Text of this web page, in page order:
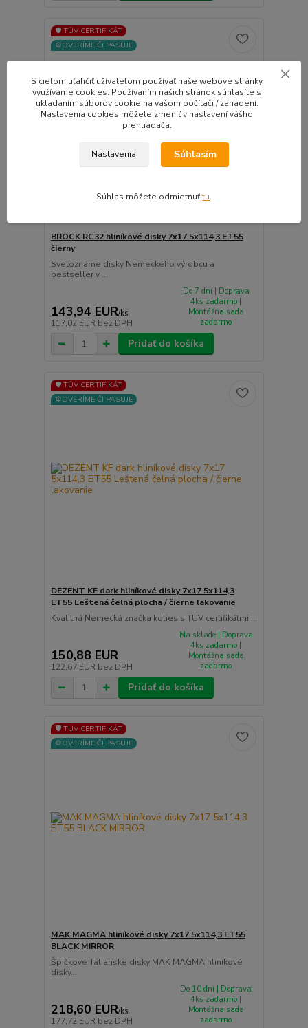
🛡️ TÜV CERTIFIKÁT
⚙️OVERÍME ČI PASUJE
BROCK RC32 hliníkové disky 7x17 5x114,3 ET55
čierny
Svetoznáme disky Nemeckého výrobcu a
bestseller v ...
143,94 EUR/ks
117,02 EUR bez DPH
Do 7 dní | Doprava
4ks zadarmo |
Montážna sada
zadarmo
Pridať do košíka
🛡️ TÜV CERTIFIKÁT
⚙️OVERÍME ČI PASUJE
DEZENT KF dark hliníkové disky 7x17 5x114,3
ET55 Leštená čelná plocha / čierne lakovanie
Kvalitná Nemecká značka kolies s TUV certifikátmi ...
150,88 EUR
122,67 EUR bez DPH
Na sklade | Doprava
4ks zadarmo |
Montážna sada
zadarmo
Pridať do košíka
🛡️ TÜV CERTIFIKÁT
⚙️OVERÍME ČI PASUJE
MAK MAGMA hliníkové disky 7x17 5x114,3 ET55
BLACK MIRROR
Špičkové Talianske disky MAK MAGMA hliníkové
disky...
218,60 EUR/ks
177,72 EUR bez DPH
Do 10 dní | Doprava
4ks zadarmo |
Montážna sada
zadarmo
S cieľom uľahčiť užívateľom používať naše webové stránky
využívame cookies. Používaním našich stránok súhlasíte s
ukladaním súborov cookie na vašom počítači / zariadení.
Nastavenia cookies môžete zmeniť v nastavení vášho
prehliadača.
Nastavenia Súhlasím
Súhlas môžete odmietnuťtu.